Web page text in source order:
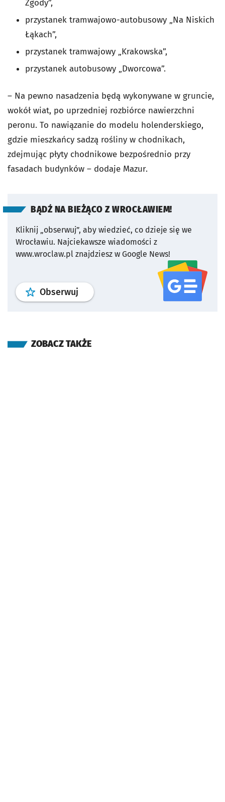
Zgody”,
przystanek tramwajowo-autobusowy „Na Niskich
Łąkach”,
przystanek tramwajowy „Krakowska”,
przystanek autobusowy „Dworcowa”.
– Na pewno nasadzenia będą wykonywane w gruncie,
wokół wiat, po uprzedniej rozbiórce nawierzchni
peronu. To nawiązanie do modelu holenderskiego,
gdzie mieszkańcy sadzą rośliny w chodnikach,
zdejmując płyty chodnikowe bezpośrednio przy
fasadach budynków – dodaje Mazur.
BĄDŹ NA BIEŻĄCO Z WROCŁAWIEM!
Kliknij „obserwuj”, aby wiedzieć, co dzieje się we
Wrocławiu. Najciekawsze wiadomości z
www.wroclaw.pl znajdziesz w Google News!
Obserwuj profil serwisu
ZOBACZ TAKŻE